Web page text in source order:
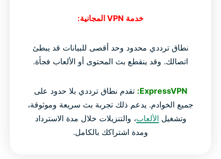
خدمة VPN المجانية:
نطاق ترددي محدود وحد أقصى للبيانات قد يبطئ
اتصالك. وقد ينقطع بث المحتوى أو الألعاب فجأة.
ExpressVPN: تقدم نطاق ترددي بلا حدود على
جميع الخوادم. يدعم ذلك تجربة بث سريعة وموثوقة،
وتشغيل الألعاب، والتنزيلات خلال مدة الاسترداد
ومدة اشتراكك بالكامل.